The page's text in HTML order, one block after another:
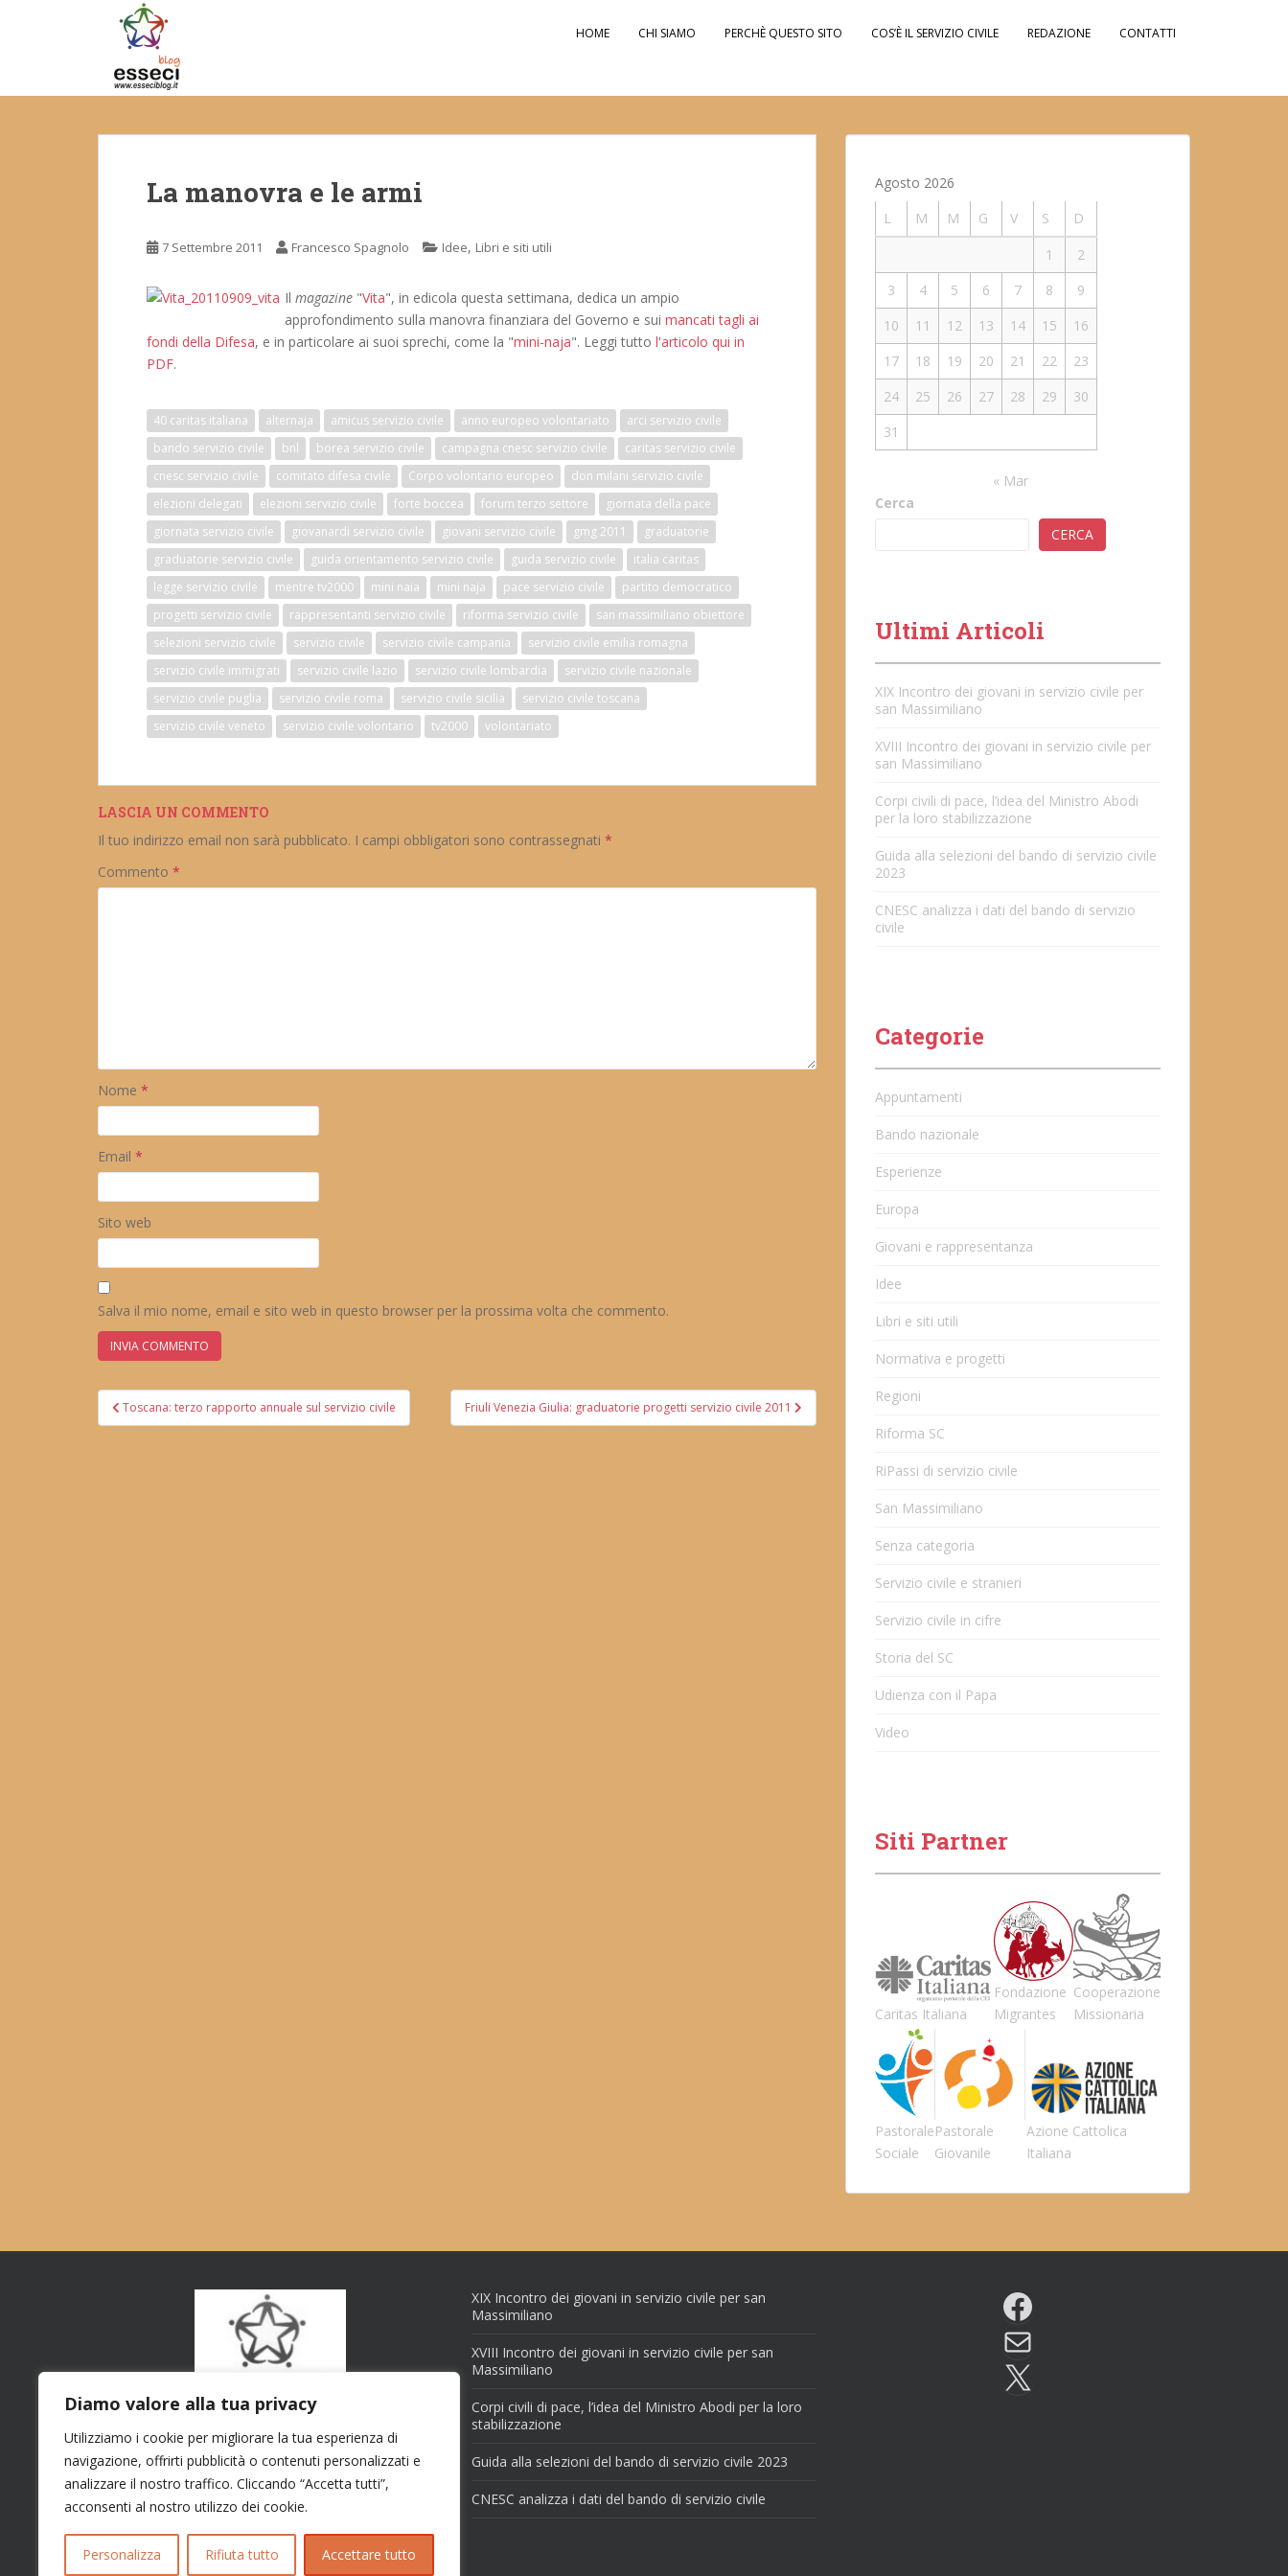
Diamo valore alla tua privacy
Utilizziamo i cookie per migliorare la tua esperienza di
navigazione, offrirti pubblicità o contenuti personalizzati e
analizzare il nostro traffico. Cliccando “Accetta tutti”,
acconsenti al nostro utilizzo dei cookie.
Personalizza Rifiuta tutto Accettare tutto
t
HOME CHI SIAMO PERCHÈ QUESTO SITO COS’È IL SERVIZIO CIVILE REDAZIONE CONTATTI
La manovra e le armi
7 Settembre 2011 Francesco Spagnolo Idee, Libri e siti utili
Il magazine "Vita", in edicola questa settimana, dedica un ampio
approfondimento sulla manovra finanziara del Governo e sui mancati tagli ai
fondi della Difesa, e in particolare ai suoi sprechi, come la "mini-naja". Leggi tutto l'articolo qui in
PDF.
40 caritas italiana alternaja amicus servizio civile anno europeo volontariato
arci servizio civile
bando servizio civile
bnl borea servizio civile campagna cnesc servizio civile
caritas servizio civile
cnesc servizio civile
comitato difesa civile Corpo volontario europeo
don milani servizio civile
elezioni delegati
elezioni servizio civile forte boccea forum terzo settore
giornata della pace
giornata servizio civile
giovanardi servizio civile giovani servizio civile gmg 2011
graduatorie
graduatorie servizio civile
guida orientamento servizio civile guida servizio civile
italia caritas
legge servizio civile
mentre tv2000 mini naia mini naja pace servizio civile
partito democratico
progetti servizio civile
rappresentanti servizio civile riforma servizio civile
san massimiliano obiettore
selezioni servizio civile
servizio civile servizio civile campania
servizio civile emilia romagna
servizio civile immigrati
servizio civile lazio servizio civile lombardia
servizio civile nazionale
servizio civile puglia
servizio civile roma servizio civile sicilia
servizio civile toscana
servizio civile veneto
servizio civile volontario tv2000 volontariato
LASCIA UN COMMENTO
Il tuo indirizzo email non sarà pubblicato. I campi obbligatori sono contrassegnati *
Commento *
Nome *
Email *
Sito web
Salva il mio nome, email e sito web in questo browser per la prossima volta che commento.
Navigazione
articoli
Toscana: terzo rapporto annuale sul servizio civile Friuli Venezia Giulia: graduatorie progetti servizio civile 2011
Agosto 2026
L
M M G V S
D
1
2
3
4 5 6 7 8
9
10
11 12 13 14 15
16
17
18 19 20 21 22
23
24
25 26 27 28 29
30
31
« Mar
Cerca
CERCA
Ultimi Articoli
XIX Incontro dei giovani in servizio civile per
san Massimiliano
XVIII Incontro dei giovani in servizio civile per
san Massimiliano
Corpi civili di pace, l’idea del Ministro Abodi
per la loro stabilizzazione
Guida alla selezioni del bando di servizio civile
2023
CNESC analizza i dati del bando di servizio
civile
Categorie
Appuntamenti
Bando nazionale
Esperienze
Europa
Giovani e rappresentanza
Idee
Libri e siti utili
Normativa e progetti
Regioni
Riforma SC
RiPassi di servizio civile
San Massimiliano
Senza categoria
Servizio civile e stranieri
Servizio civile in cifre
Storia del SC
Udienza con il Papa
Video
Siti Partner
Caritas Italiana
Fondazione
Migrantes
Cooperazione
Missionaria
Pastorale
Sociale
Pastorale
Giovanile
Azione Cattolica
Italiana
XIX Incontro dei giovani in servizio civile per san
Massimiliano
XVIII Incontro dei giovani in servizio civile per san
Massimiliano
Corpi civili di pace, l’idea del Ministro Abodi per la loro
stabilizzazione
Guida alla selezioni del bando di servizio civile 2023
CNESC analizza i dati del bando di servizio civile
Facebook
Email
X